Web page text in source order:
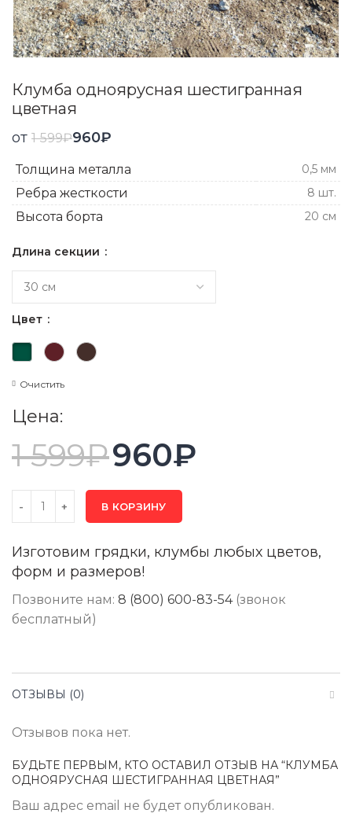
Клумба одноярусная шестигранная
цветная
от 1 599₽960₽
Толщина металла 0,5 мм
Ребра жесткости 8 шт.
Высота борта 20 см
Длина секции
Цвет
Очистить
Цена:
1 599₽960₽
В КОРЗИНУ
Изготовим грядки, клумбы любых цветов,
форм и размеров!
Позвоните нам: 8 (800) 600-83-54(звонок
бесплатный)
ОТЗЫВЫ (0)
Отзывов пока нет.
БУДЬТЕ ПЕРВЫМ, КТО ОСТАВИЛ ОТЗЫВ НА “КЛУМБА
ОДНОЯРУСНАЯ ШЕСТИГРАННАЯ ЦВЕТНАЯ”
Ваш адрес email не будет опубликован.